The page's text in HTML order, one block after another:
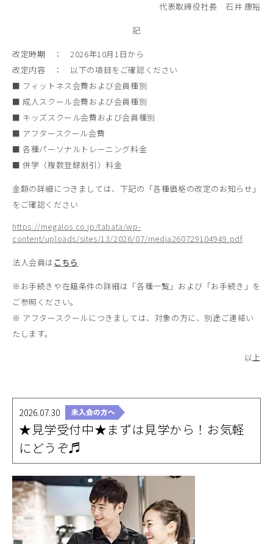
代表取締役社長 石井 康裕
記
改定時期 ： 2026年10月1日から
改定内容 ： 以下の項目をご確認ください
■ フィットネス会費および会員種別
■ 成人スクール会費および会員種別
■ キッズスクール会費および会員種別
■ アフタースクール会費
■ 各種パーソナルトレーニング料金
■ 併学（複数登録割引）料金
金額の詳細につきましては、下記の「各種価格の改定のお知らせ」
をご確認ください
https://megalos.co.jp/tabata/wp-
content/uploads/sites/13/2026/07/media260729104949.pdf
法人会員は こちら
※お手続きや在籍条件の詳細は「各種一覧」および「お手続き」を
ご参照ください。
※ アフタースクールにつきましては、対象の方に、別途ご連絡い
たします。
以上
2026.07.30
★見学受付中★まずは見学から！お気軽
にどうぞ♬